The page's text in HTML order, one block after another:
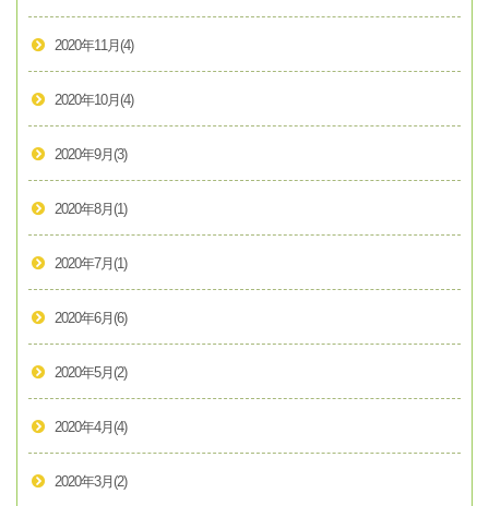
2020年11月 (4)
2020年10月 (4)
2020年9月 (3)
2020年8月 (1)
2020年7月 (1)
2020年6月 (6)
2020年5月 (2)
2020年4月 (4)
2020年3月 (2)